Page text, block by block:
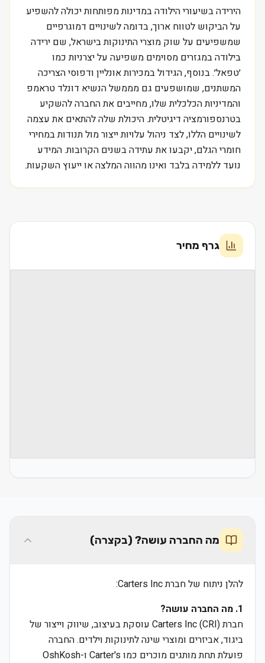
הירידה בשיעורי הילודה במדינות מפותחות יכולה להשפיע
על הביקוש לטווח ארוך, בדומה לשינויים דמוגרפיים
שמשפיעים על שוק מוצרי התינוקות בישראל, שם ירידה
בילודה במגזרים מסוימים משפיעה על יצרניות כמו
׳טפאל׳. בנוסף, הגידול במכירות אונליין ודפוסי הצריכה
המשתנים, שמושפעים גם מממשל הנשיא דונלד טראמפ
והמדיניות הכלכלית שלו, מחייבים את החברה להשקיע
בטרנספורמציה דיגיטלית. היכולת שלה להתאים את עצמה
לשינויים הללו, לצד ניהול עלויות ייצור מול תנודות במחירי
חומרי הגלם, יקבעו את עתידה בשנים הקרובות. המידע
נועד ללמידה בלבד ואינו מהווה המלצה או ייעוץ השקעות.
גרף מחיר
מה החברה עושה? (בקצרה)
להלן ניתוח של חברת Carters Inc:
1. מה החברה עושה?
חברת Carters Inc (CRI) עוסקת בעיצוב, שיווק וייצור של
ביגוד, אביזרים ומוצרי שינה לתינוקות וילדים. החברה
פועלת תחת מותגים מוכרים כמו Carter's ו-OshKosh